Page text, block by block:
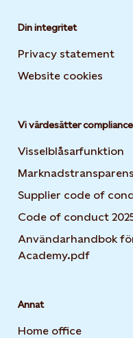
Din integritet
Privacy statement
Website cookies
Vi värdesätter
Visselblåsarfunktion
Marknadstransparens
Supplier code of
Code of conduct
Användarhandbok
Academy.pdf
Annat
Home office